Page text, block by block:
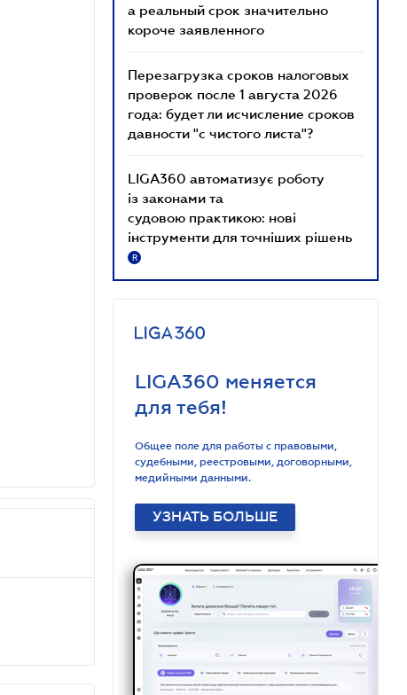
а реальный срок значительно
короче заявленного
Перезагрузка сроков налоговых
проверок после 1 августа 2026
года: будет ли исчисление сроков
давности "с чистого листа"?
LIGA360 автоматизує роботу
із законами та
судовою практикою: нові
інструменти для точніших рішень
R
LIGA360 меняется
для тебя!
Общее поле для работы с правовыми,
судебными, реестровыми, договорными,
медийными данными.
УЗНАТЬ БОЛЬШЕ